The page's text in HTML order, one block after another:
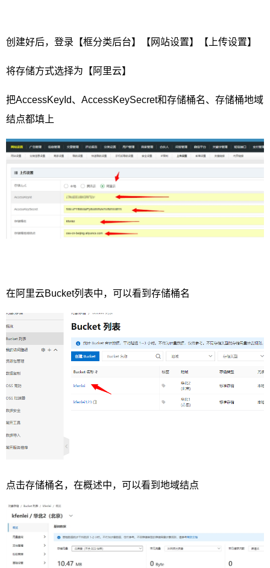
创建好后，登录【框分类后台】【网站设置】【上传设置】
将存储方式选择为【阿里云】
把AccessKeyId、AccessKeySecret和存储桶名、存储桶地域
结点都填上
在阿里云Bucket列表中，可以看到存储桶名
点击存储桶名，在概述中，可以看到地域结点